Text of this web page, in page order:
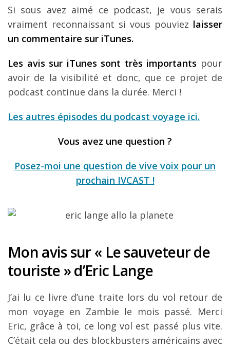
Si sous avez aimé ce podcast, je vous serais
vraiment reconnaissant si vous pouviez laisser
un commentaire sur iTunes.
Les avis sur iTunes sont très importants pour
avoir de la visibilité et donc, que ce projet de
podcast continue dans la durée. Merci !
Les autres épisodes du podcast voyage ici.
Vous avez une question ?
Posez-moi une question de vive voix pour un
prochain IVCAST !
Mon avis sur « Le sauveteur de
touriste » d’Eric Lange
J’ai lu ce livre d’une traite lors du vol retour de
mon voyage en Zambie le mois passé. Merci
Eric, grâce à toi, ce long vol est passé plus vite.
C’était cela ou des blockbusters américains avec